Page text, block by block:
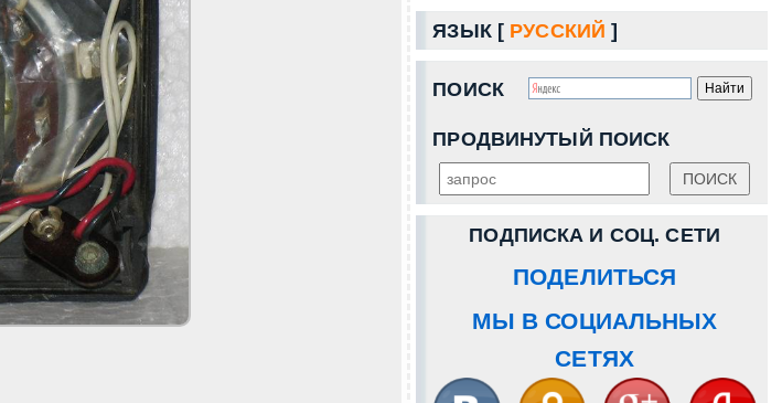
ЯЗЫК [ РУССКИЙ ]
ПОИСК
ПРОДВИНУТЫЙ ПОИСК
ПОДПИСКА И СОЦ. СЕТИ
ПОДЕЛИТЬСЯ
МЫ В СОЦИАЛЬНЫХ
СЕТЯХ